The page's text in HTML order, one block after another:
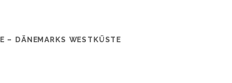
– DÄNEMARKS WESTKÜSTE